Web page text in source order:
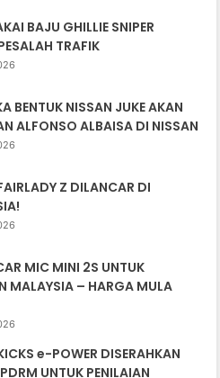
BAJU GHILLIE SNIPER
TRAFIK
BENTUK NISSAN JUKE AKAN
ALFONSO ALBAISA DI NISSAN
Z DILANCAR DI
MIC MINI 2S UNTUK
MALAYSIA – HARGA MULA
e-POWER DISERAHKAN
UNTUK PENILAIAN